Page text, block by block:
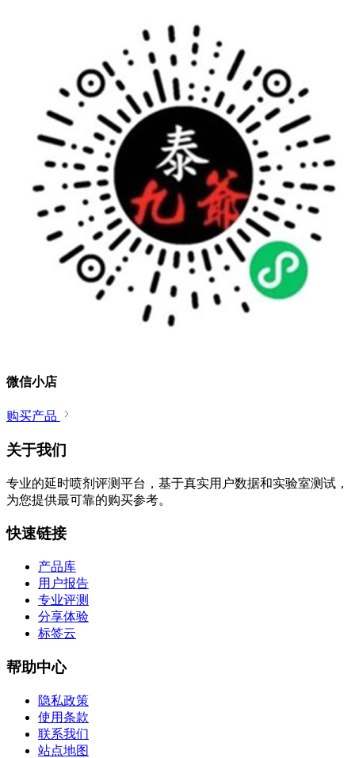
微信小店
购买产品
关于我们
专业的延时喷剂评测平台，基于真实用户数据和实验室测试，
为您提供最可靠的购买参考。
快速链接
产品库
用户报告
专业评测
分享体验
标签云
帮助中心
隐私政策
使用条款
联系我们
站点地图